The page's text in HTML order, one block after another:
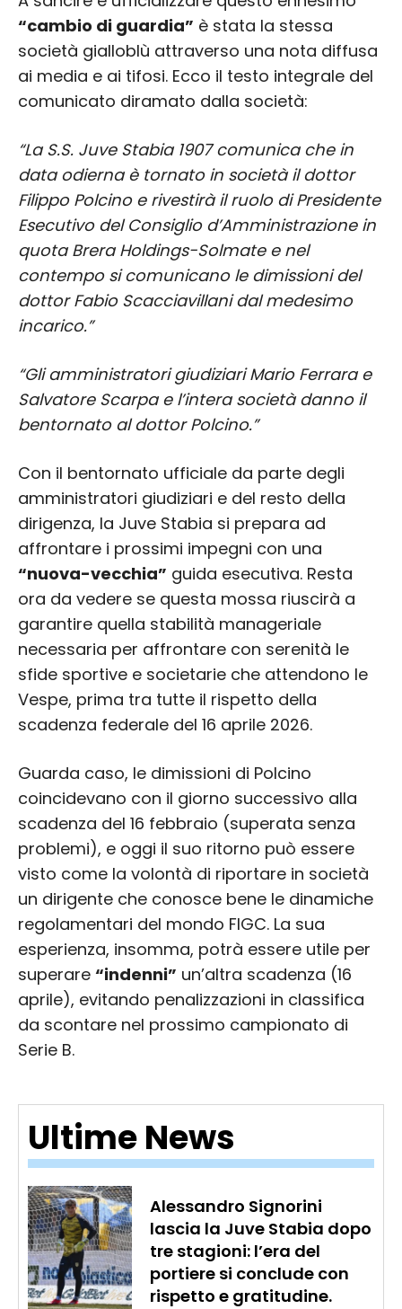
Ultime News
Alessandro Signorini
lascia la Juve Stabia dopo
tre stagioni: l’era del
portiere si conclude con
rispetto e gratitudine.
“cambio di guardia” è stata la stessa
società gialloblù attraverso una nota diffusa
ai media e ai tifosi. Ecco il testo integrale del
comunicato diramato dalla società:
“La S.S. Juve Stabia 1907 comunica che in
data odierna è tornato in società il dottor
Filippo Polcino e rivestirà il ruolo di Presidente
Esecutivo del Consiglio d’Amministrazione in
quota Brera Holdings-Solmate e nel
contempo si comunicano le dimissioni del
dottor Fabio Scacciavillani dal medesimo
incarico.”
“Gli amministratori giudiziari Mario Ferrara e
Salvatore Scarpa e l’intera società danno il
bentornato al dottor Polcino.”
Con il bentornato ufficiale da parte degli
amministratori giudiziari e del resto della
dirigenza, la Juve Stabia si prepara ad
affrontare i prossimi impegni con una
“nuova-vecchia” guida esecutiva. Resta
ora da vedere se questa mossa riuscirà a
garantire quella stabilità manageriale
necessaria per affrontare con serenità le
sfide sportive e societarie che attendono le
Vespe, prima tra tutte il rispetto della
scadenza federale del 16 aprile 2026.
Guarda caso, le dimissioni di Polcino
coincidevano con il giorno successivo alla
scadenza del 16 febbraio (superata senza
problemi), e oggi il suo ritorno può essere
visto come la volontà di riportare in società
un dirigente che conosce bene le dinamiche
regolamentari del mondo FIGC. La sua
esperienza, insomma, potrà essere utile per
superare “indenni” un’altra scadenza (16
aprile), evitando penalizzazioni in classifica
da scontare nel prossimo campionato di
Serie B.